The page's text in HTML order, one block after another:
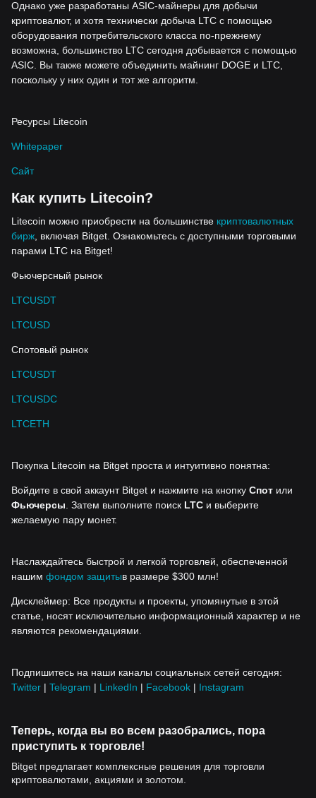
Однако уже разработаны ASIC-майнеры для добычи
криптовалют, и хотя технически добыча LTC с помощью
оборудования потребительского класса по-прежнему
возможна, большинство LTC сегодня добывается с помощью
ASIC. Вы также можете объединить майнинг DOGE и LTC,
поскольку у них один и тот же алгоритм.
Ресурсы Litecoin
Whitepaper
Сайт
Как купить Litecoin?
Litecoin можно приобрести на большинстве криптовалютных
бирж, включая Bitget. Ознакомьтесь с доступными торговыми
парами LTC на Bitget!
Фьючерсный рынок
LTCUSDT
LTCUSD
Спотовый рынок
LTCUSDT
LTCUSDC
LTCETH
Покупка Litecoin на Bitget проста и интуитивно понятна:
Войдите в свой аккаунт Bitget и нажмите на кнопку Спот или
Фьючерсы. Затем выполните поиск LTC и выберите
желаемую пару монет.
Наслаждайтесь быстрой и легкой торговлей, обеспеченной
нашим фондом защитыв размере $300 млн!
Дисклеймер: Все продукты и проекты, упомянутые в этой
статье, носят исключительно информационный характер и не
являются рекомендациями.
Подпишитесь на наши каналы социальных сетей сегодня:
Twitter | Telegram | LinkedIn | Facebook | Instagram
Теперь, когда вы во всем разобрались, пора
приступить к торговле!
Bitget предлагает комплексные решения для торговли
криптовалютами, акциями и золотом.